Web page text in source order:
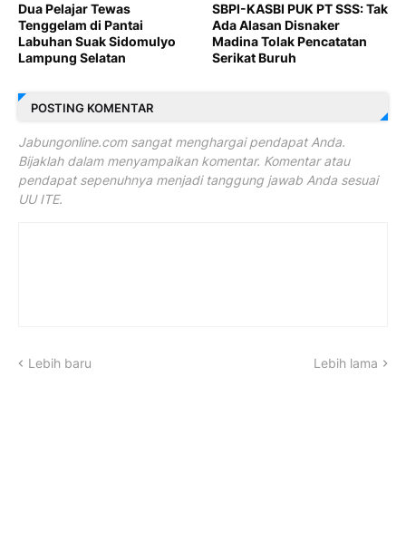
Dua Pelajar Tewas
Tenggelam di Pantai
Labuhan Suak Sidomulyo
Lampung Selatan
SBPI-KASBI PUK PT SSS: Tak
Ada Alasan Disnaker
Madina Tolak Pencatatan
Serikat Buruh
POSTING KOMENTAR
Jabungonline.com sangat menghargai pendapat Anda.
Bijaklah dalam menyampaikan komentar. Komentar atau
pendapat sepenuhnya menjadi tanggung jawab Anda sesuai
UU ITE.
Lebih baru Lebih lama